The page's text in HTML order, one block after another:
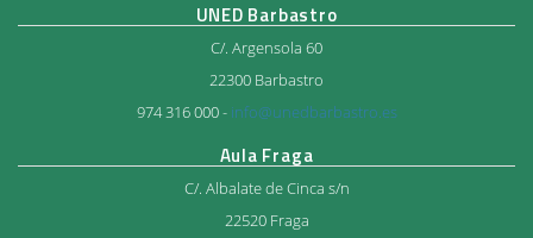
UNED Barbastro
C/. Argensola 60
22300 Barbastro
974 316 000 - info@unedbarbastro.es
Aula Fraga
C/. Albalate de Cinca s/n
22520 Fraga